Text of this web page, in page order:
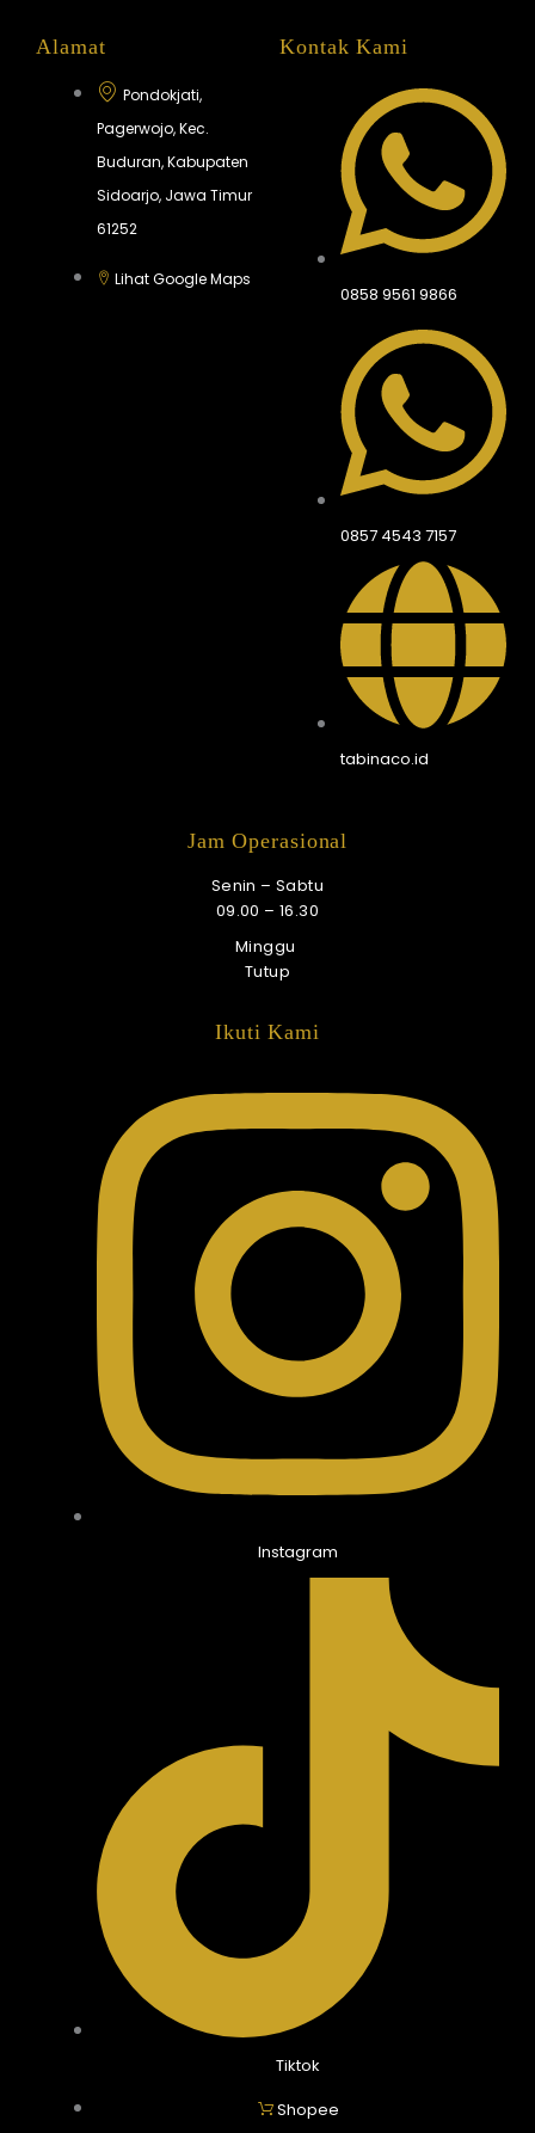
Alamat
Pondokjati,
Pagerwojo, Kec.
Buduran, Kabupaten
Sidoarjo, Jawa Timur
61252
Lihat Google Maps
Kontak Kami
0858 9561 9866
0857 4543 7157
tabinaco.id
Jam Operasional
Senin – Sabtu
09.00 – 16.30
Minggu
Tutup
Ikuti Kami
Instagram
Tiktok
Shopee